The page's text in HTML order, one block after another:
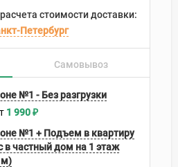
стоимости доставки:
Петербург
Самовывоз
№1 - Без разгрузки
1 990₽
№1 + Подъем в квартиру
в частный дом на 1 этаж
м)